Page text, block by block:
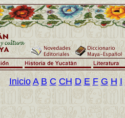
Inicio A B C CH D E F G H I